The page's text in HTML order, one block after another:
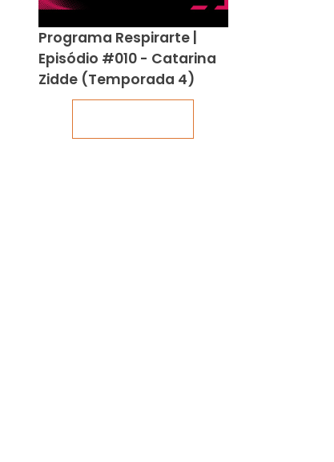
Programa Respirarte |
Episódio #010 - Catarina
Zidde (Temporada 4)